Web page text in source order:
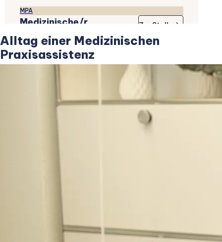
MPA
Medizinische/r
Praxisassistent/in,
Pfäffikon SZ
Zentralschweiz
Rosenpraxis Pfäffikon SZ
Zur Stelle
Pensum: 80-100%
Alltag einer Medizinischen
Praxisassistenz